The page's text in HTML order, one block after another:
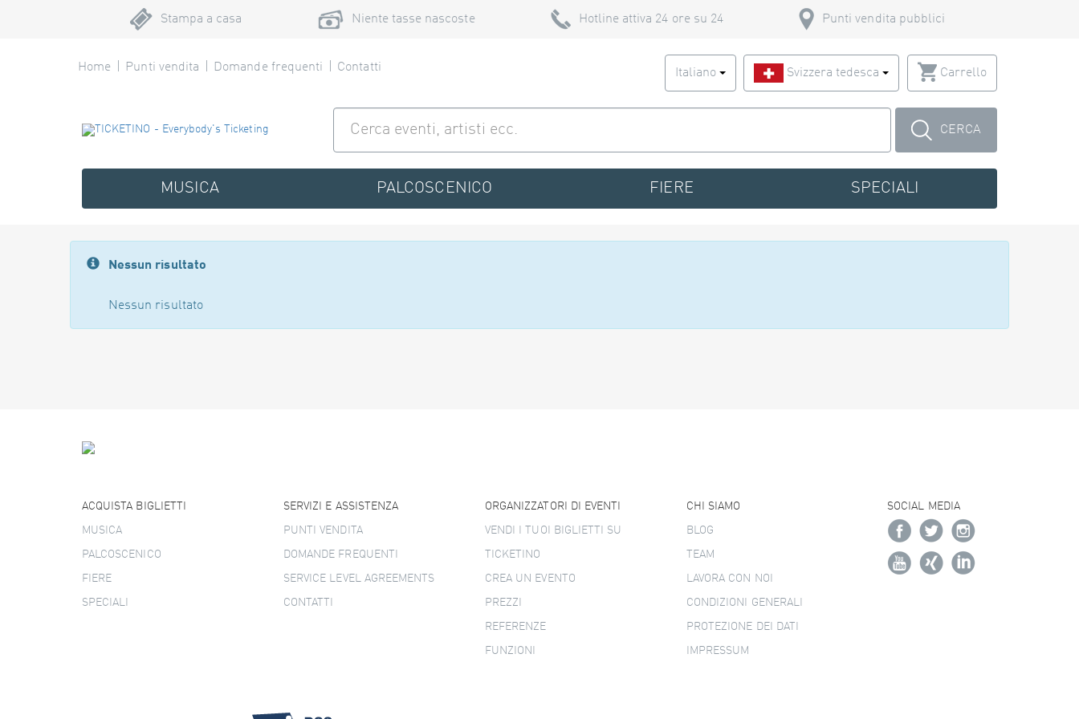
Stampa a casa Niente tasse nascoste Hotline attiva 24 ore su 24 Punti vendita pubblici
Home Punti vendita Domande frequenti Contatti Italiano Svizzera tedesca Carrello
CERCA
MUSICA PALCOSCENICO FIERE SPECIALI
Nessun risultato
Nessun risultato
ACQUISTA BIGLIETTI
MUSICA
PALCOSCENICO
FIERE
SPECIALI
SERVIZI E ASSISTENZA
PUNTI VENDITA
DOMANDE FREQUENTI
SERVICE LEVEL AGREEMENTS
CONTATTI
ORGANIZZATORI DI EVENTI
VENDI I TUOI BIGLIETTI SU
TICKETINO
CREA UN EVENTO
PREZZI
REFERENZE
FUNZIONI
CHI SIAMO
BLOG
TEAM
LAVORA CON NOI
CONDIZIONI GENERALI
PROTEZIONE DEI DATI
IMPRESSUM
SOCIAL MEDIA